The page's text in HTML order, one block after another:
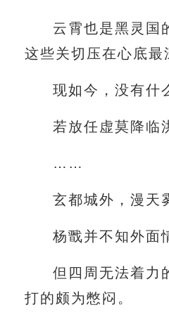
云霄也是黑灵国
这些关切压在心底最
现如今，没有什
若放任虚莫降临
……
玄都城外，漫天
杨戬并不知外面
但四周无法着力
打的颇为憋闷。